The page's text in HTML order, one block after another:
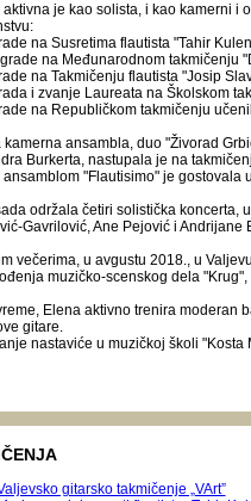
aktivna je kao solista, i kao kamerni
na Susretima flautista "Tahir
na Međunarodnom takmičenju
na Takmičenju flautista "Josip
i zvanje Laureata na Školskom
na Republičkom takmičenju
kamerna ansambla, duo "Živorad
Burkerta, nastupala je na
ansamblom "Flautisimo" je
održala četiri solistička koncerta,
Gavrilović, Ane Pejović i Andrijane
večerima, u avgustu 2018., u
muzičko-scenskog dela
Elena aktivno trenira moderan
gitare.
nastaviće u muzičkoj školi "Kosta
gitarsko takmičenje „VArt”